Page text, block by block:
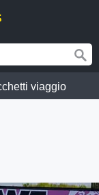
viaggio